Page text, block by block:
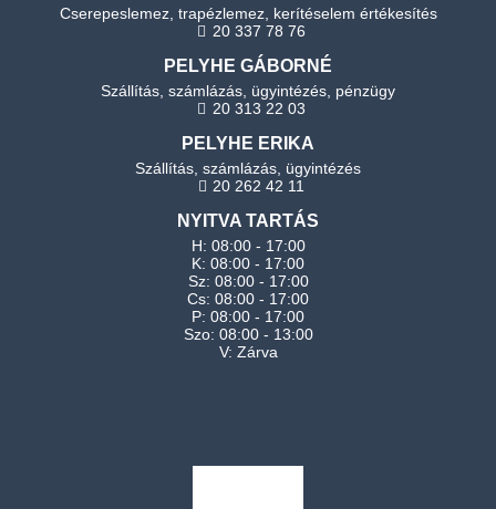
Cserepeslemez, trapézlemez, kerítéselem értékesítés
20 337 78 76
PELYHE GÁBORNÉ
Szállítás, számlázás, ügyintézés, pénzügy
20 313 22 03
PELYHE ERIKA
Szállítás, számlázás, ügyintézés
20 262 42 11
NYITVA TARTÁS
H: 08:00 - 17:00
K: 08:00 - 17:00
Sz: 08:00 - 17:00
Cs: 08:00 - 17:00
P: 08:00 - 17:00
Szo: 08:00 - 13:00
V: Zárva